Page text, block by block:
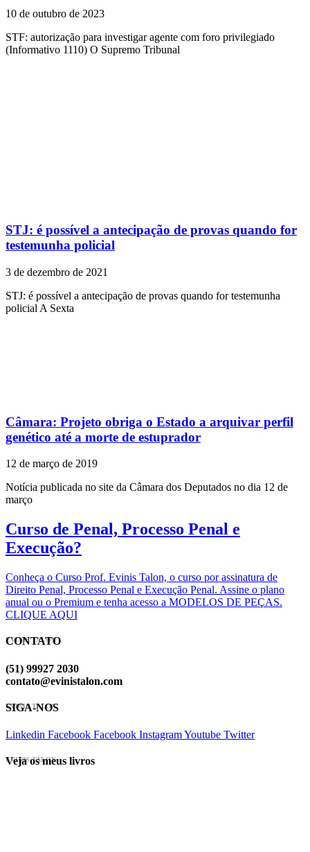
10 de outubro de 2023
STF: autorização para investigar agente com foro privilegiado
(Informativo 1110) O Supremo Tribunal
STJ: é possível a antecipação de provas quando for
testemunha policial
3 de dezembro de 2021
STJ: é possível a antecipação de provas quando for testemunha
policial A Sexta
Câmara: Projeto obriga o Estado a arquivar perfil
genético até a morte de estuprador
12 de março de 2019
Notícia publicada no site da Câmara dos Deputados no dia 12 de
março
Curso de Penal, Processo Penal e
Execução?
Conheça o Curso Prof. Evinis Talon, o curso por assinatura de
Direito Penal, Processo Penal e Execução Penal. Assine o plano
anual ou o Premium e tenha acesso a MODELOS DE PEÇAS.
CLIQUE AQUI
EVINIS TALON
CONTATO
(51) 99927 2030
contato@evinistalon.com
EVINIS TALON
SIGA-NOS
Linkedin Facebook Facebook InstagramYoutube Twitter
EVINIS TALON
Veja os meus livros